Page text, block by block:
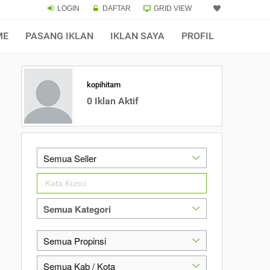
LOGIN DAFTAR GRID VIEW
PASANG IKLAN IKLAN SAYA PROFIL
kopihitam
0 Iklan Aktif